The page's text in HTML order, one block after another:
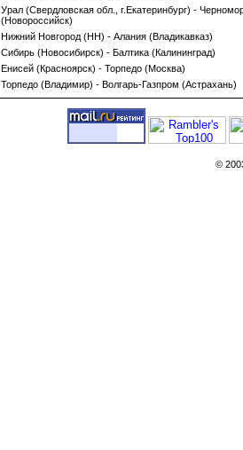
Урал (Свердловская обл., г.Екатеринбург) -
(Новороссийск)
Нижний Новгород (НН) - Алания (Владикавказ)
Сибирь (Новосибирск) - Балтика (Калининград)
Енисей (Красноярск) - Торпедо (Москва)
Торпедо (Владимир) - Волгарь-Газпром (Астрахань)
©